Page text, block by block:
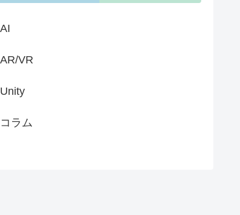
AI
AR/VR
Unity
コラム